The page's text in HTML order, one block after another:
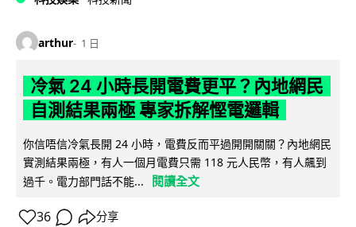
arthur 1 日
冷氣 24 小時長開電費更平？內地網民
自測結果兩極 專家拆解慳電邏輯
你信唔信冷氣長開 24 小時，電費反而平過開開關關？內地網民
實測結果兩極，有人一個月電費只需 118 元人民幣，有人飆到
過千。電力部門話不能...
閱讀全文
36 分享